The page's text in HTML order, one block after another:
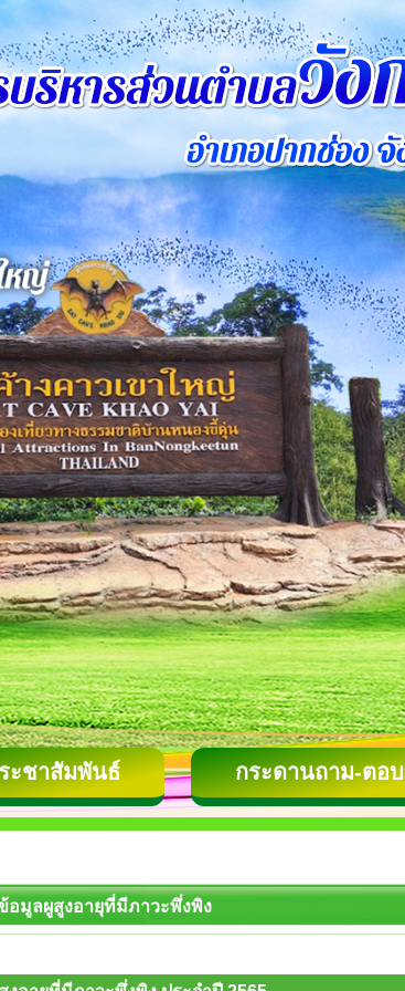
ะชาสัมพันธ์ กระดานถาม-ตอบ
อมูลผูสูงอายุที่มีภาวะพึ่งพิง